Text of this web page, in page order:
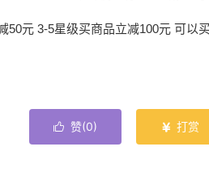
50元 3-5星级买商品立减100元 可以
 赞(0)  打赏